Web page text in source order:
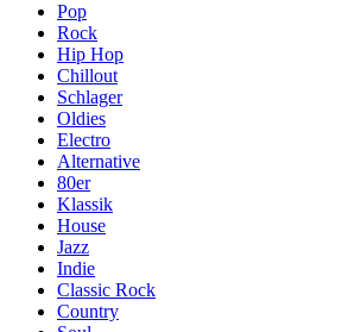
Pop
Rock
Hip Hop
Chillout
Schlager
Oldies
Electro
Alternative
80er
Klassik
House
Jazz
Indie
Classic Rock
Country